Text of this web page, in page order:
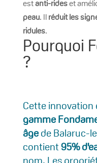
estanti-rideset
peau. Ilréduit les
ridules.
Pourquoi
?
Cette innovation
gamme
âgede Balaruc-
contient95%